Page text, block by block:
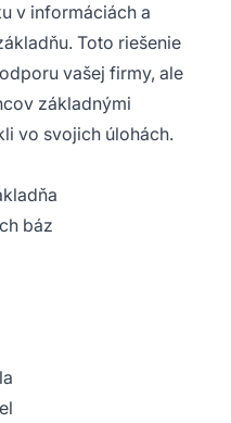
v informáciách a
Toto riešenie
vašej firmy, ale
základnými
vo svojich úlohách.
báz